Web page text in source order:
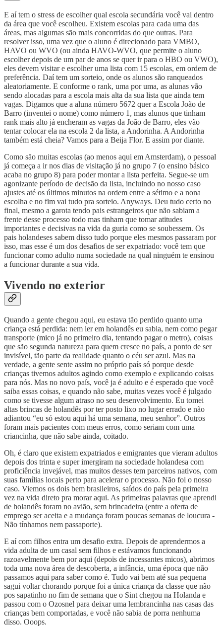
E aí tem o stress de escolher qual escola secundária você vai dentro
da área que você escolheu. Existem escolas para cada uma das
áreas, mas algumas são mais concorridas do que outras. Para
resolver isso, uma vez que o aluno é direcionado para VMBO,
HAVO ou WVO (ou ainda HAVO-WVO, que permite o aluno
escolher depois de um par de anos se quer ir para o HBO ou VWO),
eles devem visitar e escolher uma lista com 15 escolas, em ordem de
preferência. Daí tem um sorteio, onde os alunos são ranqueados
aleatoriamente. E conforme o rank, uma por uma, as alunas vão
sendo alocadas para a escola mais alta da sua lista que ainda tem
vagas. Digamos que a aluna número 5672 quer a Escola João de
Barro (inventei o nome) como número 1, mas alunos que tinham
rank mais alto já encheram as vagas da João de Barro, eles vão
tentar colocar ela na escola 2 da lista, a Andorinha. A Andorinha
também está cheia? Vamos para a Beija Flor. E assim por diante.
Como são muitas escolas (ao menos aqui em Amsterdam), o pessoal
já começa a ir nos dias de visitação já no grupo 7 (o ensino básico
acaba no grupo 8) para poder montar a lista perfeita. Segue-se um
agonizante período de decisão da lista, incluindo no nosso caso
ajustes até os últimos minutos na ordem entre a sétimo e a nona
escolha e no fim vai tudo pra sorteio. Anyways. Deu tudo certo no
final, mesmo a garota tendo pais estrangeiros que não sabiam a
frente desse processo todo mas tinham que tomar atitudes
importantes e decisivas na vida da guria como se soubessem. Os
pais holandeses sabem disso tudo porque eles mesmos passaram por
isso, mas esse é um dos desafios de ser expatriado: você tem que
funcionar como adulto numa sociedade na qual ninguém te ensinou
a funcionar durante a sua vida.
Vivendo no exterior
Quando a gente chegou aqui, eu estava tão perdido quanto uma
criança está perdida: nem ler em holandês eu sabia, nem como pegar
transporte (mico já no primeiro dia, tentando pagar o metro), coisas
que são segunda natureza para quem cresce no país, a ponto de ser
invisível, tão parte da realidade quanto o céu ser azul. Mas na
verdade, a gente sente assim no próprio país só porque desde
crianças tivemos adultos agindo como exemplo e explicando coisas
para nós. Mas no novo país, você ja é adulto e é esperado que você
saiba essas coisas, e quando não sabe, muitas vezes você é julgado
como se tivesse algum atraso no seu desenvolvimento. Eu tomei
altas brincas de holandês por ter posto lixo no lugar errado e não
adiantou “eu só estou aqui há uma semana, meu senhor”. Outros
foram mais pacientes com meus erros, como seriam com uma
criancinha, que não sabe ainda, coitado.
Oh, é claro que existem expatriados e emigrantes que vieram adultos
depois dos trinta e super imergiram na sociedade holandesa com
proficiência invejável, mas muitos desses tem parceiros nativos, com
suas famílias locais perto para acelerar o processo. Não foi o nosso
caso. Viemos os dois bem brasileiros, saídos do país pela primeira
vez na vida direto pra morar aqui. As primeiras palavras que aprendi
de holandês foram no avião, sem brincadeira (entre a oferta de
emprego ser aceita e a mudança foram poucas semanas de loucura -
Não tínhamos nem passaporte).
E aí com filhos entra um desafio extra. Depois de aprendermos a
vida adulta de um casal sem filhos e estávamos funcionando
razoavelmente bem por aqui (depois de incessantes micos), abrimos
toda uma nova área de descoberta, a infância, uma época que não
passamos aqui para saber como é. Tudo vai bem até sua pequena
sagui voltar chorando porque foi a única criança da classe que não
pos sapatinho no fim de semana que o Sint chegou na Holanda e
passou com o Ozosnel para deixar uma lembrancinha nas casas das
crianças bem comportadas, e você não sabia de porra nenhuma
disso. Ooops.